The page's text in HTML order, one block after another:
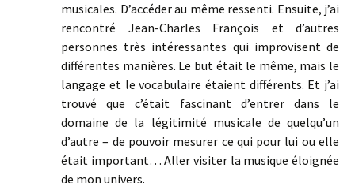
musicales. D’accéder au même ressenti. Ensuite, j’ai
rencontré Jean-Charles François et d’autres
personnes très intéressantes qui improvisent de
différentes manières. Le but était le même, mais le
langage et le vocabulaire étaient différents. Et j’ai
trouvé que c’était fascinant d’entrer dans le
domaine de la légitimité musicale de quelqu’un
d’autre – de pouvoir mesurer ce qui pour lui ou elle
était important… Aller visiter la musique éloignée
de mon univers.